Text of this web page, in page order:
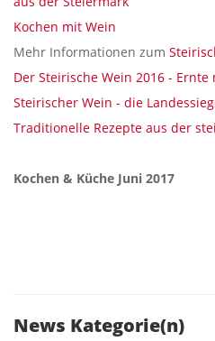
Kochen mit Wein
Mehr Informationen zum
Der Steirische Wein 2016 -
Steirischer Wein - die
Traditionelle Rezepte aus der
Kochen & Küche Juni 2017
News Kategorie(n)